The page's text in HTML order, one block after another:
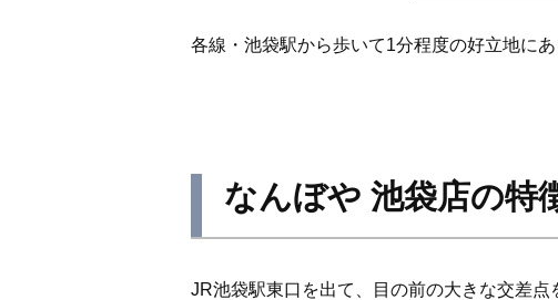
各線・池袋駅から歩いて1分程度の好立地に
なんぼや 池袋店の特
JR池袋駅東口を出て、目の前の大きな交差